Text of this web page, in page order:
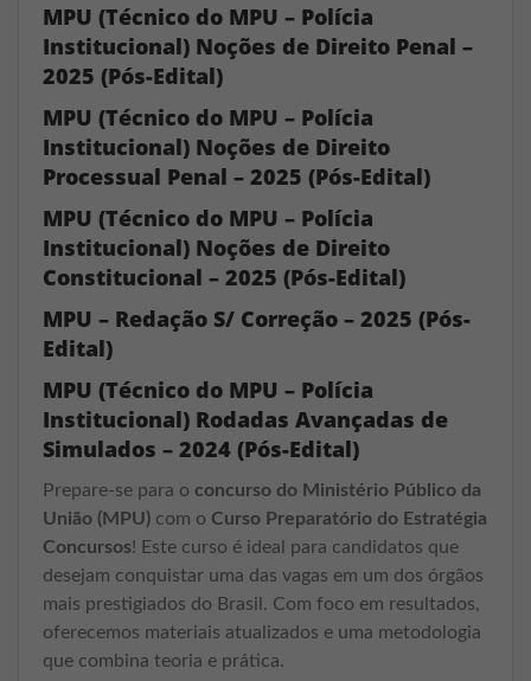
MPU (Técnico do MPU – Polícia
Institucional) Noções de Direito Penal –
2025 (Pós-Edital)
MPU (Técnico do MPU – Polícia
Institucional) Noções de Direito
Processual Penal – 2025 (Pós-Edital)
MPU (Técnico do MPU – Polícia
Institucional) Noções de Direito
Constitucional – 2025 (Pós-Edital)
MPU – Redação S/ Correção – 2025 (Pós-
Edital)
MPU (Técnico do MPU – Polícia
Institucional) Rodadas Avançadas de
Simulados – 2024 (Pós-Edital)
Prepare-se para o concurso do Ministério Público da
União (MPU) com o Curso Preparatório do Estratégia
Concursos! Este curso é ideal para candidatos que
desejam conquistar uma das vagas em um dos órgãos
mais prestigiados do Brasil. Com foco em resultados,
oferecemos materiais atualizados e uma metodologia
que combina teoria e prática.